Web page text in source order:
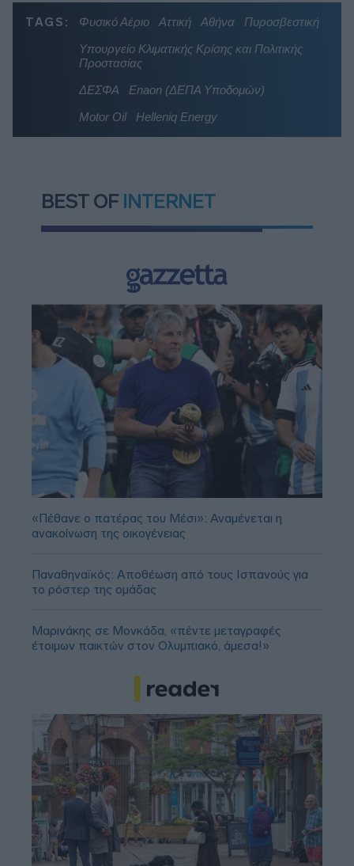
TAGS: Φυσικό Αέριο Αττική Αθήνα
Πυροσβεστική
Υπουργείο Κλιματικής Κρίσης και Πολιτικής
Προστασίας
ΔΕΣΦΑ
Enaon (ΔΕΠΑ Υποδομών)
Motor Oil
Helleniq Energy
BEST OF INTERNET
«Πέθανε ο πατέρας του Μέσι»: Αναμένεται η
ανακοίνωση της οικογένειας
Παναθηναϊκός: Αποθέωση από τους Ισπανούς για
το ρόστερ της ομάδας
Μαρινάκης σε Μονκάδα, «πέντε μεταγραφές
έτοιμων παικτών στον Ολυμπιακό, άμεσα!»